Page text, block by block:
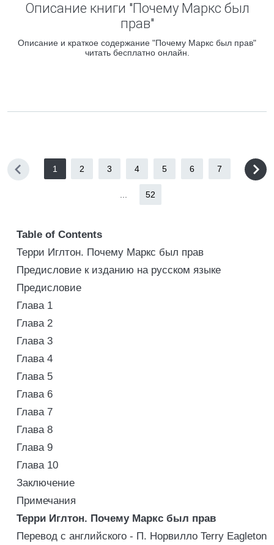
Описание книги "Почему Маркс был
прав"
Описание и краткое содержание "Почему Маркс был прав"
читать бесплатно онлайн.
1 2 3 4 5 6 7
52
Table of Contents
Терри Иглтон. Почему Маркс был прав
Предисловие к изданию на русском языке
Предисловие
Глава 1
Глава 2
Глава 3
Глава 4
Глава 5
Глава 6
Глава 7
Глава 8
Глава 9
Глава 10
Заключение
Примечания
Терри Иглтон. Почему Маркс был прав
Перевод с английского - П. Норвилло Terry Eagleton